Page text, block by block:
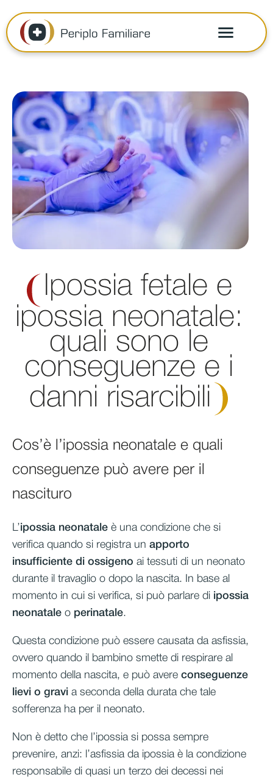
Ipossia fetale e
ipossia neonatale:
quali sono le
conseguenze e i
danni risarcibili
Cos’è l’ipossia neonatale e quali
conseguenze può avere per il
nascituro
L’ipossia neonatale è una condizione che si
verifica quando si registra un apporto
insufficiente di ossigeno ai tessuti di un neonato
durante il travaglio o dopo la nascita. In base al
momento in cui si verifica, si può parlare di ipossia
neonatale o perinatale.
Questa condizione può essere causata da asfissia,
ovvero quando il bambino smette di respirare al
momento della nascita, e può avere conseguenze
lievi o gravi a seconda della durata che tale
sofferenza ha per il neonato.
Non è detto che l’ipossia si possa sempre
prevenire, anzi: l’asfissia da ipossia è la condizione
responsabile di quasi un terzo dei decessi nei